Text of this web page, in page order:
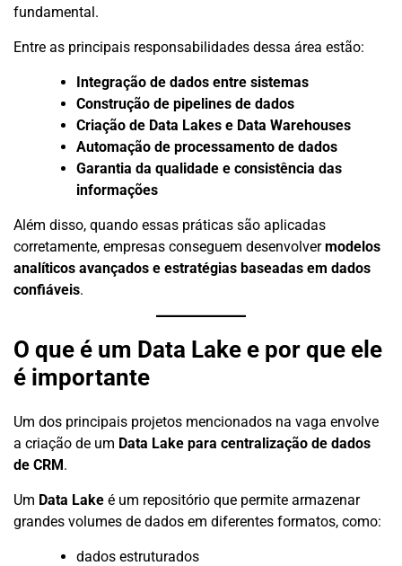
fundamental.
Entre as principais responsabilidades dessa área estão:
Integração de dados entre sistemas
Construção de pipelines de dados
Criação de Data Lakes e Data Warehouses
Automação de processamento de dados
Garantia da qualidade e consistência das
informações
Além disso, quando essas práticas são aplicadas
corretamente, empresas conseguem desenvolvermodelos
analíticos avançados e estratégias baseadas em dados
confiáveis.
O que é um Data Lake e por que ele
é importante
Um dos principais projetos mencionados na vaga envolve
a criação de um Data Lake para centralização de dados
de CRM.
Um Data Lake é um repositório que permite armazenar
grandes volumes de dados em diferentes formatos, como:
dados estruturados